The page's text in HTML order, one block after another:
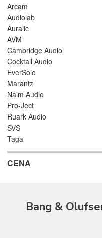
Arcam
Audiolab
Auralic
AVM
Cambridge Audio
Cocktail Audio
EverSolo
Marantz
Naim Audio
Pro-Ject
Ruark Audio
SVS
Taga
CENA
Bang &